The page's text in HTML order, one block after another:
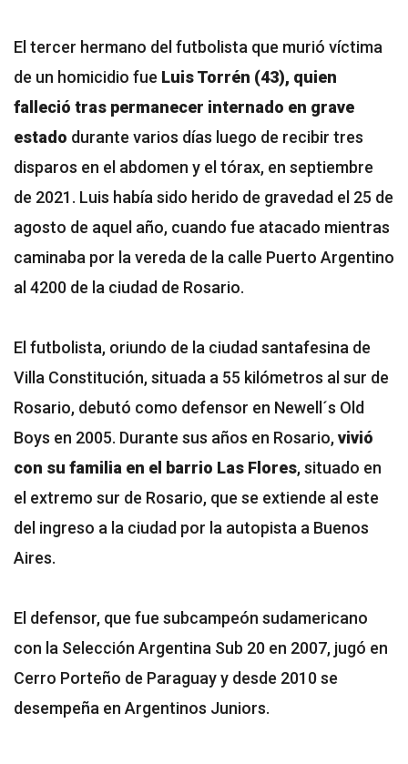
El tercer hermano del futbolista que murió víctima
de un homicidio fue Luis Torrén (43), quien
falleció tras permanecer internado en grave
estado durante varios días luego de recibir tres
disparos en el abdomen y el tórax, en septiembre
de 2021. Luis había sido herido de gravedad el 25 de
agosto de aquel año, cuando fue atacado mientras
caminaba por la vereda de la calle Puerto Argentino
al 4200 de la ciudad de Rosario.
El futbolista, oriundo de la ciudad santafesina de
Villa Constitución, situada a 55 kilómetros al sur de
Rosario, debutó como defensor en Newell´s Old
Boys en 2005. Durante sus años en Rosario,vivió
con su familia en el barrio Las Flores, situado en
el extremo sur de Rosario, que se extiende al este
del ingreso a la ciudad por la autopista a Buenos
Aires.
El defensor, que fue subcampeón sudamericano
con la Selección Argentina Sub 20 en 2007, jugó en
Cerro Porteño de Paraguay y desde 2010 se
desempeña en Argentinos Juniors.